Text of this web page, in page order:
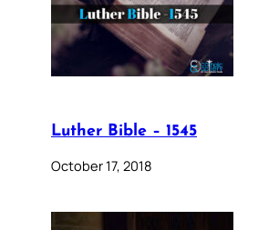
Luther Bible – 1545
October 17, 2018